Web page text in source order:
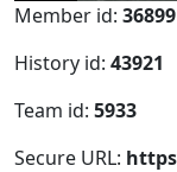
Member id: 36899
History id: 43921
Team id: 5933
Secure URL: